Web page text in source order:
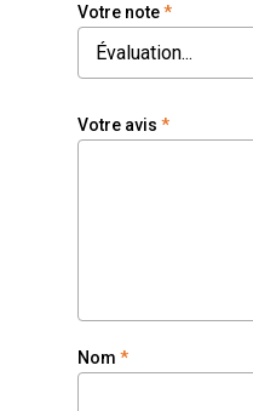
Votre note*
Votre avis *
Nom *